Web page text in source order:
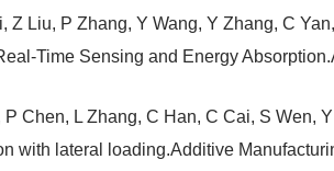
Z Liu, P Zhang, Y Wang, Y Zhang, C
Sensing and Energy
P Chen, L Zhang, C Han, C Cai, S
with lateral loading.Additive